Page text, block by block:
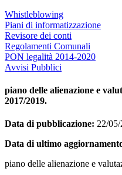
Whistleblowing
Piani di informatizzazione
Revisore dei conti
Regolamenti Comunali
PON legalità 2014-2020
Avvisi Pubblici
piano delle alienazione e
2017/2019.
Data di pubblicazione: 22/
Data di ultimo
piano delle alienazione e